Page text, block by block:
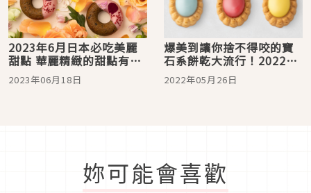
2023年6月日本必吃美麗
甜點 華麗精緻的甜點有誰
能抵擋！
2023年06月18日
爆美到讓你捨不得咬的寶
石系餅乾大流行！2022年
5月日本話題夢幻甜點5選
2022年05月26日
妳可能會喜歡